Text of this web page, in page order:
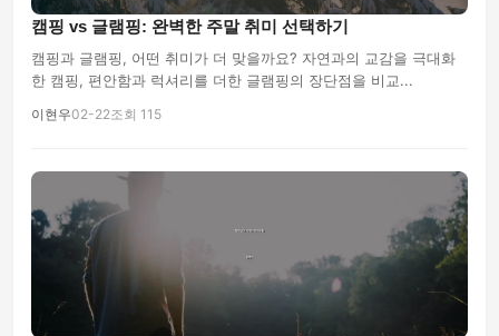
캠핑 vs 글램핑: 완벽한 주말 취미 선택하기
캠핑과 글램핑, 어떤 취미가 더 맞을까요? 자연과의 교감을 극대화
한 캠핑, 편안함과 럭셔리를 더한 글램핑의 장단점을 비교...
이현우02-22조회 115